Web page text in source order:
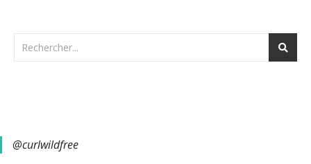
@curlwildfree